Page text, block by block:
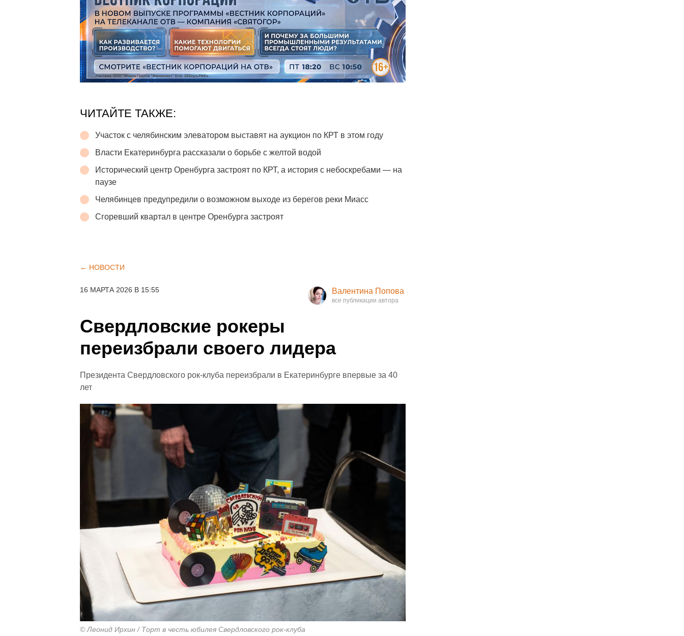
ЧИТАЙТЕ ТАКЖЕ:
Участок с челябинским элеватором выставят на аукцион по КРТ в этом году
Власти Екатеринбурга рассказали о борьбе с желтой водой
Исторический центр Оренбурга застроят по КРТ, а история с небоскребами — на
паузе
Челябинцев предупредили о возможном выходе из берегов реки Миасс
Сгоревший квартал в центре Оренбурга застроят
← НОВОСТИ
16 МАРТА 2026 В 15:55 Валентина Попова
Свердловские рокеры
переизбрали своего лидера
Президента Свердловского рок-клуба переизбрали в Екатеринбурге впервые за 40
лет
© Леонид Ирхин / Торт в честь юбилея Свердловского рок-клуба